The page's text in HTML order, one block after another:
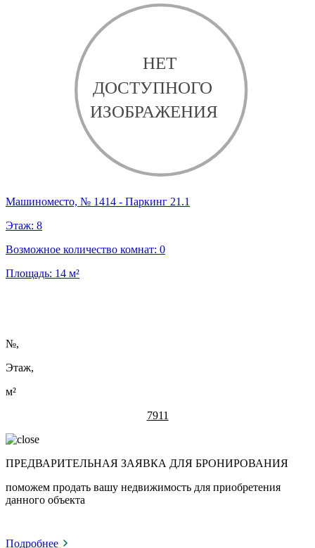
Машиноместо, № 1414 - Паркинг 21.1
Этаж: 8
Возможное количество комнат: 0
Площадь: 14 м²
№,
Этаж,
м²
7911
ПРЕДВАРИТЕЛЬНАЯ ЗАЯВКА ДЛЯ БРОНИРОВАНИЯ
поможем продать вашу недвижимость для приобретения
данного объекта
Подробнее